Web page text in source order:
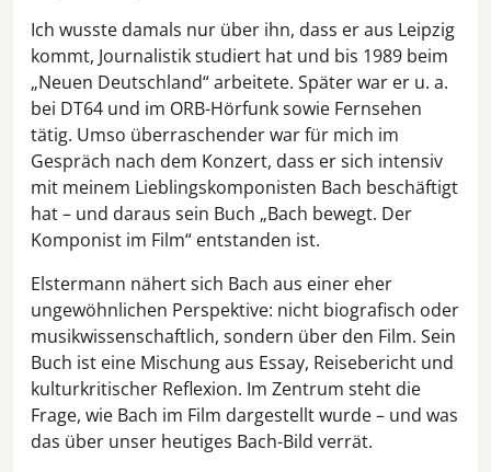
Ich wusste damals nur über ihn, dass er aus Leipzig
kommt, Journalistik studiert hat und bis 1989 beim
„Neuen Deutschland“ arbeitete. Später war er u. a.
bei DT64 und im ORB-Hörfunk sowie Fernsehen
tätig. Umso überraschender war für mich im
Gespräch nach dem Konzert, dass er sich intensiv
mit meinem Lieblingskomponisten Bach beschäftigt
hat – und daraus sein Buch „Bach bewegt. Der
Komponist im Film“ entstanden ist.
Elstermann nähert sich Bach aus einer eher
ungewöhnlichen Perspektive: nicht biografisch oder
musikwissenschaftlich, sondern über den Film. Sein
Buch ist eine Mischung aus Essay, Reisebericht und
kulturkritischer Reflexion. Im Zentrum steht die
Frage, wie Bach im Film dargestellt wurde – und was
das über unser heutiges Bach-Bild verrät.